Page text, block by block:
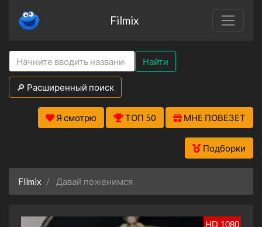
Filmix
Найти
🔎 Расширенный поиск
Я смотрю ТОП 50 МНЕ ПОВЕЗЕТ
Подборки
Filmix Давай поженимся
HD 1080